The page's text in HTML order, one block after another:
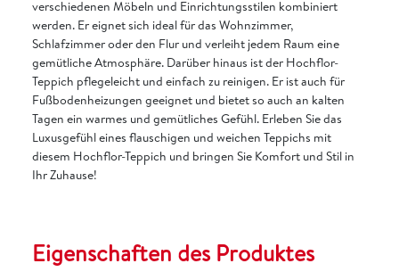
verschiedenen Möbeln und Einrichtungsstilen kombiniert
werden. Er eignet sich ideal für das Wohnzimmer,
Schlafzimmer oder den Flur und verleiht jedem Raum eine
gemütliche Atmosphäre. Darüber hinaus ist der Hochflor-
Teppich pflegeleicht und einfach zu reinigen. Er ist auch für
Fußbodenheizungen geeignet und bietet so auch an kalten
Tagen ein warmes und gemütliches Gefühl. Erleben Sie das
Luxusgefühl eines flauschigen und weichen Teppichs mit
diesem Hochflor-Teppich und bringen Sie Komfort und Stil in
Ihr Zuhause!
Eigenschaften des Produktes